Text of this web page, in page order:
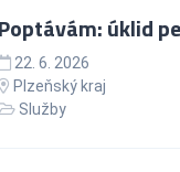
Poptávám: úklid
22. 6. 2026
Plzeňský kraj
Služby